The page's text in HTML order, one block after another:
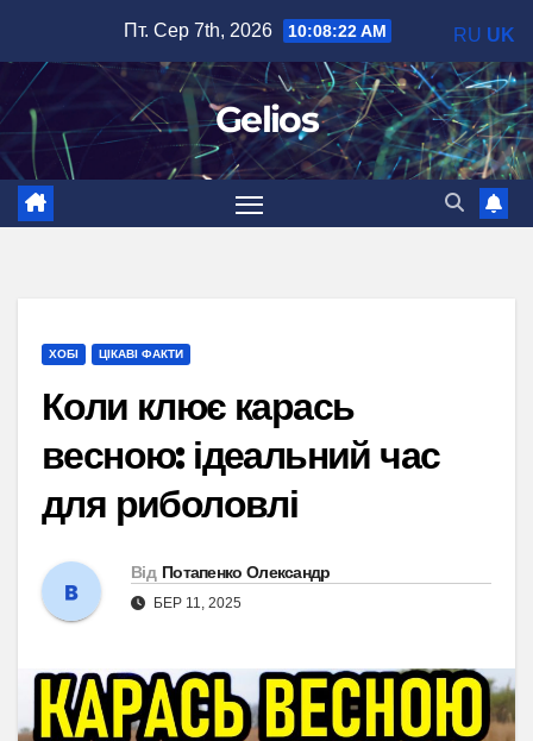
вмісту
Пт. Сер 7th, 2026 10:08:23 AM
Gelios
ХОБІ ЦІКАВІ ФАКТИ
Коли клює карась
весною: ідеальний час
для риболовлі
Від Потапенко Олександр
БЕР 11, 2025
RU UK